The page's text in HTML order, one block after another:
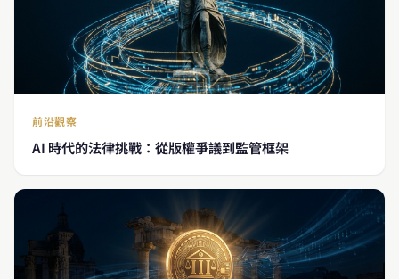
前沿觀察
AI 時代的法律挑戰：從版權爭議到監管框架